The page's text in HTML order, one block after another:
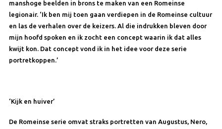
manshoge beelden in brons te maken van een Romeinse
legionair. ‘Ik ben mij toen gaan verdiepen in de Romeinse cultuur
en las de verhalen over de keizers. Al die indrukken bleven door
mijn hoofd spoken en ik zocht een concept waarin ik dat alles
kwijt kon. Dat concept vond ik in het idee voor deze serie
portretkoppen.’
‘Kijk en huiver’
De Romeinse serie omvat straks portretten van Augustus, Nero,